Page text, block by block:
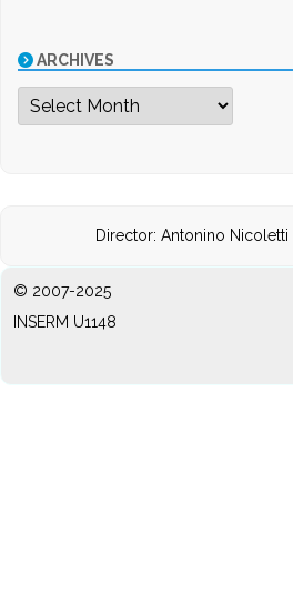
ARCHIVES
Archives
Director: Antonino Nicoletti |
© 2007-2025
INSERM U1148